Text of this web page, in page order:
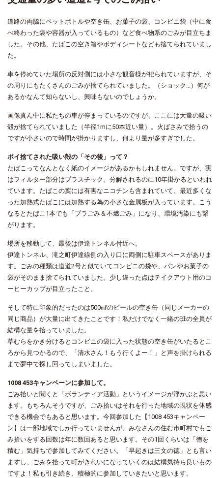
道路の両脇にペットボトルや空き缶、お菓子の袋、コンビニ袋（中に食
べ終わった袋や容器が入っているもの）など食べ物系のごみが目立ちま
した。その他、たばこの空き箱やボディシートなども捨てられていまし
た。
車を停めていた場所の反対側には小さな観音様が祀られていますが、そ
の周りにもたくさんのごみが捨てられていました。（ショック...）何が
あるかなんて知らないし、興味もないのでしょうか。
画像真ん中に私たちの車が停まっているのですが、ここには大量の吸い
殻が捨てられていました（半径1mに50本近い量）。火ばさみで拾うの
ですが小さいので時間が掛かりますし、何より量が多すぎでした。
ポイ捨てされた吸い殻の「その後」って？
たばこってなんとなく紙のイメージがあるかもしれません。ですが、実
はフィルター部分はプラスチック。分解されるのに10年掛かるといわれ
ています。たばこの葉には有害なニコチンも含まれていて、最近多くな
った加熱式たばこには加熱する為の小さな金属板が入っています。こう
なるとたばこ1本でも「プラごみ＆不燃ごみ」になり、環境汚染にも繋
がります。
場所を移動して、最後は伊達トンネル付近へ。
伊達トンネル、滝之町伊達線側の入り口に両側に駐車スペースがありま
す。ごみの種類は道道2号と似ていてコンビニの袋や、パンやお菓子の
袋がそのまま捨てられていました。少し違った点はテイクアウト用のコ
ーヒーカップが目立ったこと。
そして特に印象的だったのは500㎖のビールの空き缶（同じメーカーの
同じ商品）が大量に出てきたことです！私だけでなく一緒の班の全員が
結構な量を拾っていました。
草むらをかき分けるとコンビニの袋に入った状態の空き缶がいたるとこ
ろから見つかるので、「清水さん！もう行くよー！」と声を掛けられる
まで夢中で探し回ってしまいました。
1008 453キャンペーンに参加して。
ごみ拾いと聞くと「ボランティア活動」というイメージが浮かぶと思い
ます。もちろんそうですが、ごみ拾いはそれを行った地域の現状を体感
できる機会でもあると思います。今回参加した【1008 453キャンペー
ン】は一部地域でしか行っていませんが、みなさんの住む市町村でもご
み拾いをする回数は年に数回あると思います。その1回くらいは「徳を
積む」気持ちで参加してみてください。「早起きは三文の徳」とも言い
ますし、ごみを拾って町がきれいになっていくのは結構気持ち良いもの
ですよ！私も引き続き、積極的に参加していきたいと思います。